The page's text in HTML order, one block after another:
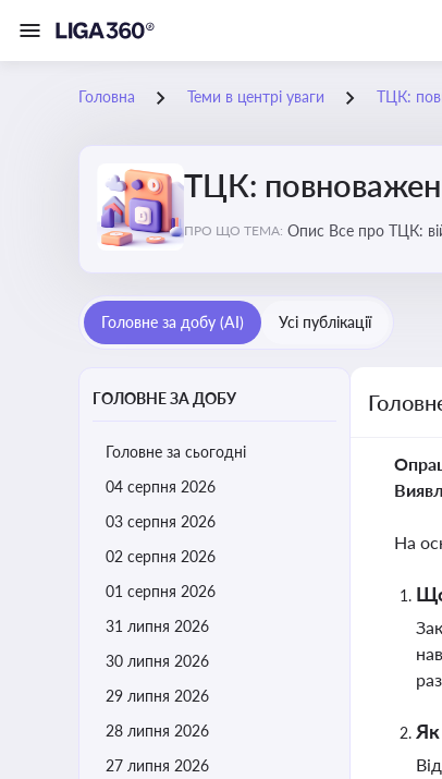
Головна Теми в центрі уваги ТЦК:
ТЦК:
ПРО ЩО ТЕМА: Опис Все про
Головне за добу (AI) Усі публікації
ГОЛОВНЕ ЗА ДОБУ
Головне за сьогодні
04 серпня 2026
03 серпня 2026
02 серпня 2026
01 серпня 2026
31 липня 2026
30 липня 2026
29 липня 2026
28 липня 2026
27 липня 2026
На
Як